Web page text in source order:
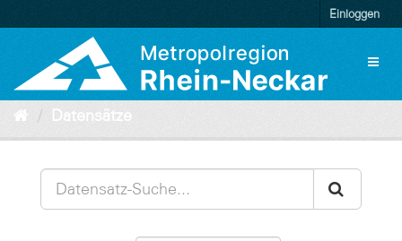
zum
Einloggen
Datensätze